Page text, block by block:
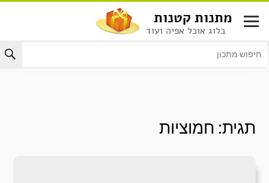
לתוכן
מתנות קטנות
בלוג אוכל אפיה ועוד
תגית: חמוציות